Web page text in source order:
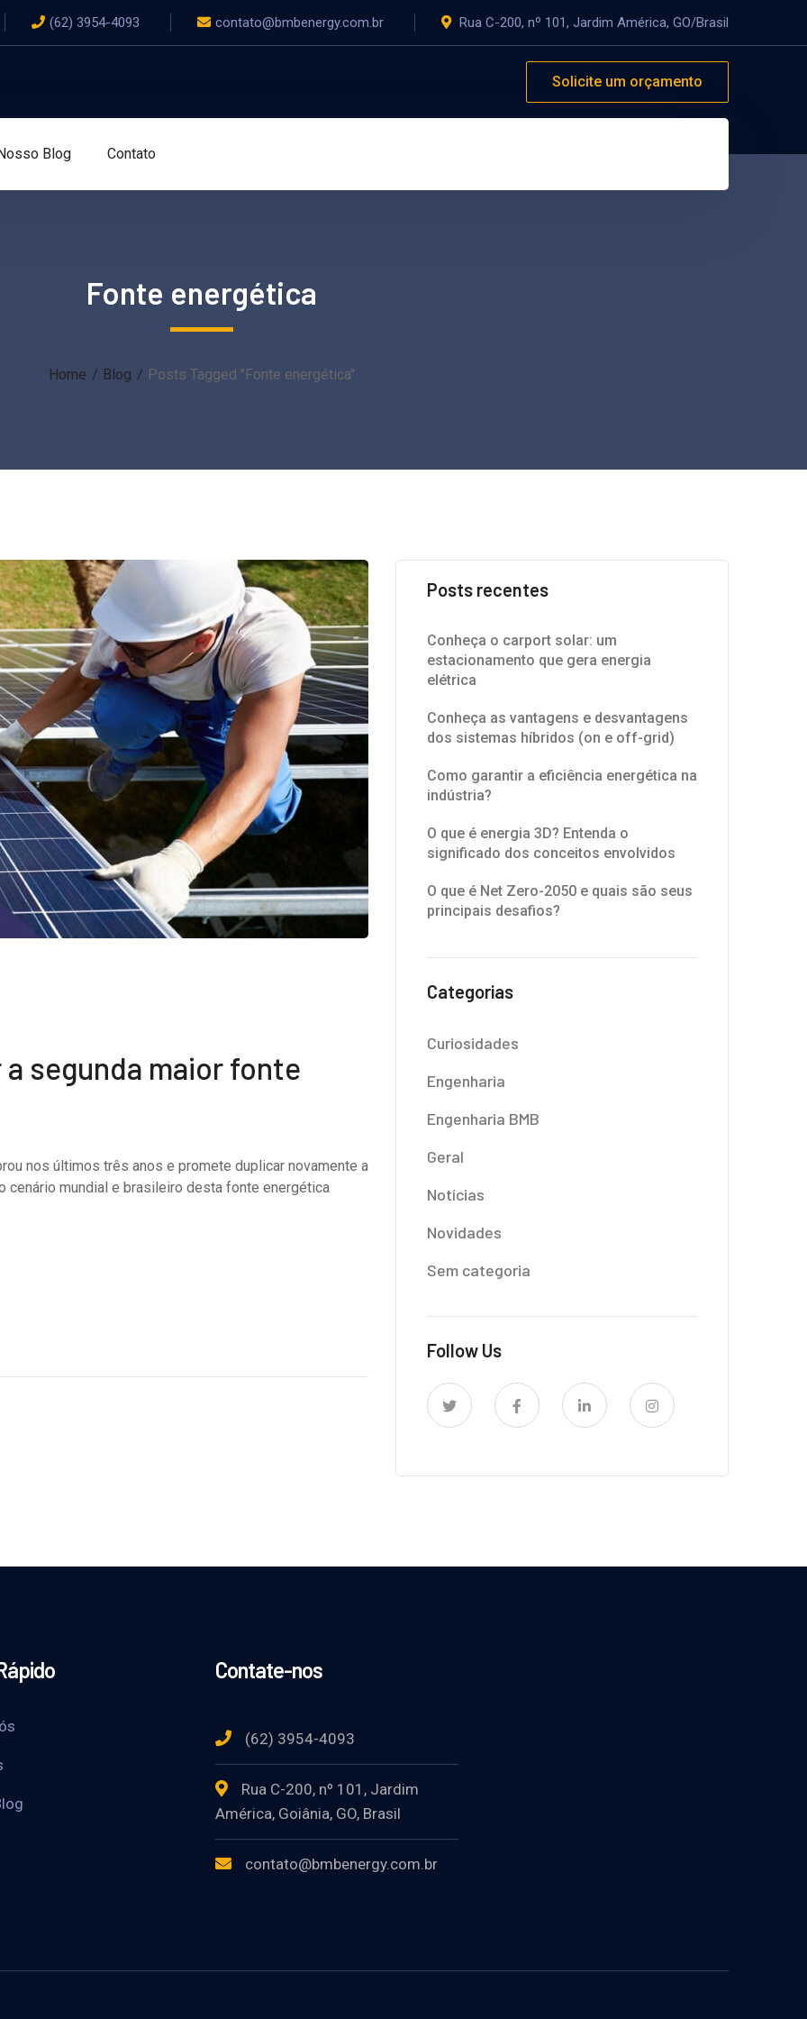
(62) 3954-4093 contato@bmbenergy.com.br Rua C-200, nº 101, Jardim América, GO/Brasil
Solicite um orçamento
Blog Contato
Fonte energética
Home Blog Posts Tagged "Fonte energética"
segunda maior fonte
nos últimos três anos e promete duplicar novamente a
cenário mundial e brasileiro desta fonte energética
Posts recentes
Conheça o carport solar: um
estacionamento que gera energia
elétrica
Conheça as vantagens e desvantagens
dos sistemas híbridos (on e off-grid)
Como garantir a eficiência energética na
indústria?
O que é energia 3D? Entenda o
significado dos conceitos envolvidos
O que é Net Zero-2050 e quais são seus
principais desafios?
Categorias
Curiosidades
Engenharia
Engenharia BMB
Geral
Notícias
Novidades
Sem categoria
Follow Us
Contate-nos
(62) 3954-4093
Rua C-200, nº 101, Jardim
América, Goiânia, GO, Brasil
contato@bmbenergy.com.br